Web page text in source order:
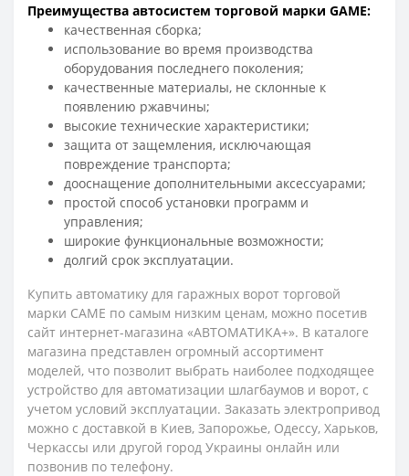
Преимущества автосистем торговой марки GAME:
качественная сборка;
использование во время производства
оборудования последнего поколения;
качественные материалы, не склонные к
появлению ржавчины;
высокие технические характеристики;
защита от защемления, исключающая
повреждение транспорта;
дооснащение дополнительными аксессуарами;
простой способ установки программ и
управления;
широкие функциональные возможности;
долгий срок эксплуатации.
Купить автоматику для гаражных ворот торговой
марки CAME по самым низким ценам, можно посетив
сайт интернет-магазина «АВТОМАТИКА+». В каталоге
магазина представлен огромный ассортимент
моделей, что позволит выбрать наиболее подходящее
устройство для автоматизации шлагбаумов и ворот, с
учетом условий эксплуатации. Заказать электропривод
можно с доставкой в Киев, Запорожье, Одессу, Харьков,
Черкассы или другой город Украины онлайн или
позвонив по телефону.